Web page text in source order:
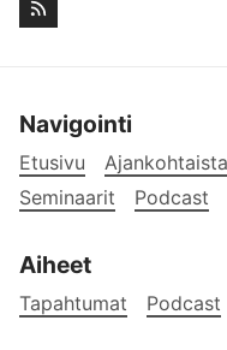
Navigointi
Etusivu Ajankohtaista
Seminaarit
Podcast
Aiheet
Tapahtumat Podcast